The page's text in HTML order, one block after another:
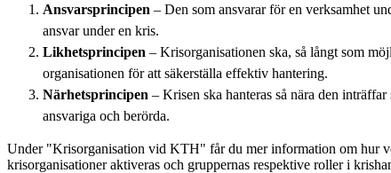
Ansvarsprincipen – Den som ansvarar för en verksamhet
ansvar under en kris.
Likhetsprincipen – Krisorganisationen ska, så långt som
organisationen för att säkerställa effektiv hantering.
Närhetsprincipen – Krisen ska hanteras så nära den
ansvariga och berörda.
Under "Krisorganisation vid KTH" får du mer information om hur
krisorganisationer aktiveras och gruppernas respektive roller i